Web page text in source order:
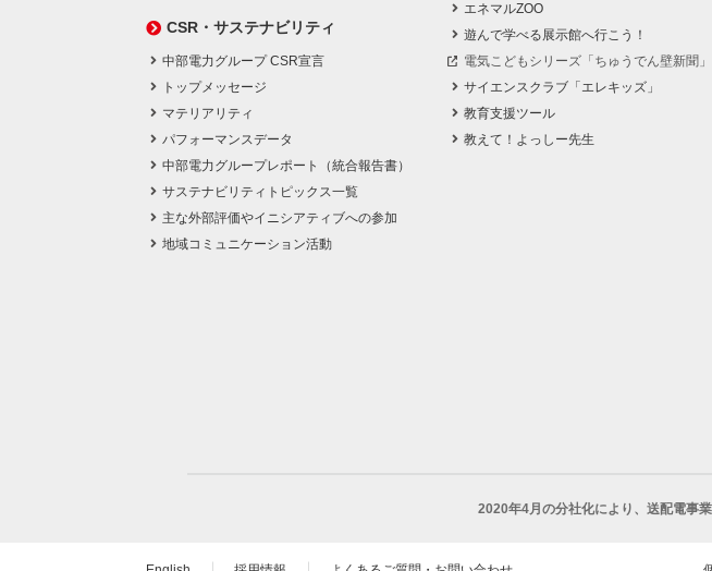
CSR・サステナビリティ
中部電力グループ CSR宣言
トップメッセージ
マテリアリティ
パフォーマンスデータ
中部電力グループレポート（統合報告書）
サステナビリティトピックス一覧
主な外部評価やイニシアティブへの参加
地域コミュニケーション活動
エネマルZOO
遊んで学べる展示館へ行こう！
電気こどもシリーズ「ちゅうでん壁新聞」
サイエンスクラブ「エレキッズ」
教育支援ツール
教えて！よっしー先生
2020年4月の分社化により、 送配電事